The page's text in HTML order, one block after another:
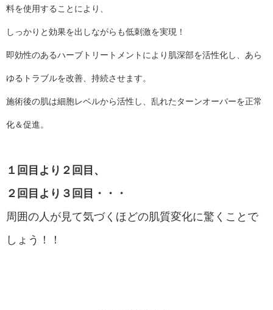
料を使用することにより、
しっかりと効果を出しながらも低刺激を実現！
即効性のあるハーブトリートメントにより肌深部を活性化し、あら
ゆるトラブルを改善、持続させます。
施術後の肌は細胞レベルから活性し、乱れたターンオーバーを正常
化＆促進。
１回目より２回目、
２回目より３回目・・・
周囲の人が見て気づくほどの肌質変化に驚くことで
しょう！！